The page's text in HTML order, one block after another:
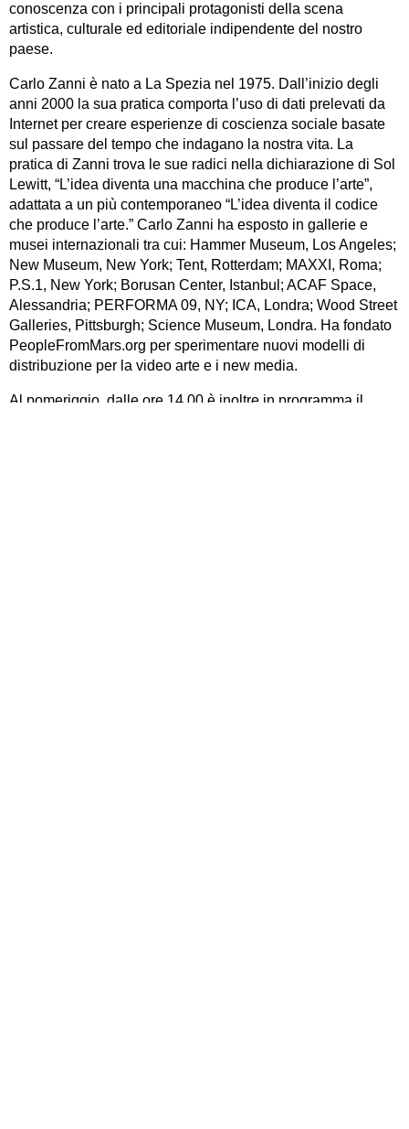
conoscenza con i principali protagonisti della scena
artistica, culturale ed editoriale indipendente del nostro
paese.
Carlo Zanni è nato a La Spezia nel 1975. Dall’inizio degli
anni 2000 la sua pratica comporta l’uso di dati prelevati da
Internet per creare esperienze di coscienza sociale basate
sul passare del tempo che indagano la nostra vita. La
pratica di Zanni trova le sue radici nella dichiarazione di Sol
Lewitt, “L’idea diventa una macchina che produce l’arte”,
adattata a un più contemporaneo “L’idea diventa il codice
che produce l’arte.” Carlo Zanni ha esposto in gallerie e
musei internazionali tra cui: Hammer Museum, Los Angeles;
New Museum, New York; Tent, Rotterdam; MAXXI, Roma;
P.S.1, New York; Borusan Center, Istanbul; ACAF Space,
Alessandria; PERFORMA 09, NY; ICA, Londra; Wood Street
Galleries, Pittsburgh; Science Museum, Londra. Ha fondato
PeopleFromMars.org per sperimentare nuovi modelli di
distribuzione per la video arte e i new media.
Al pomeriggio, dalle ore 14.00 è inoltre in programma il